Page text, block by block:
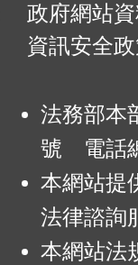
政府網站
資訊安全
法務部本
號 電話
本網站提
法律諮詢
本網站法